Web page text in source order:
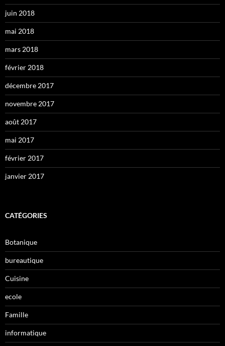
juin 2018
mai 2018
mars 2018
février 2018
décembre 2017
novembre 2017
août 2017
mai 2017
février 2017
janvier 2017
CATÉGORIES
Botanique
bureautique
Cuisine
ecole
Famille
informatique